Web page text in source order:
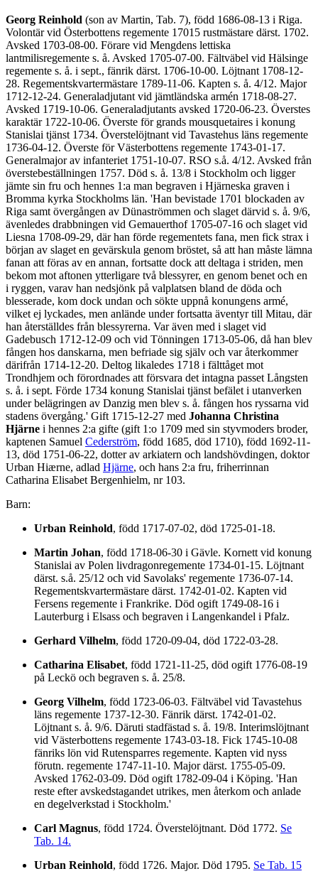
Georg Reinhold (son av Martin, Tab. 7), född 1686-08-13 i Riga.
Volontär vid Österbottens regemente 17015 rustmästare därst. 1702.
Avsked 1703-08-00. Förare vid Mengdens lettiska
lantmilisregemente s. å. Avsked 1705-07-00. Fältväbel vid Hälsinge
regemente s. å. i sept., fänrik därst. 1706-10-00. Löjtnant 1708-12-
28. Regementskvartermästare 1789-11-06. Kapten s. å. 4/12. Major
1712-12-24. Generaladjutant vid jämtländska armén 1718-08-27.
Avsked 1719-10-06. Generaladjutants avsked 1720-06-23. Överstes
karaktär 1722-10-06. Överste för grands mousquetaires i konung
Stanislai tjänst 1734. Överstelöjtnant vid Tavastehus läns regemente
1736-04-12. Överste för Västerbottens regemente 1743-01-17.
Generalmajor av infanteriet 1751-10-07. RSO s.å. 4/12. Avsked från
överstebeställningen 1757. Död s. å. 13/8 i Stockholm och ligger
jämte sin fru och hennes 1:a man begraven i Hjärneska graven i
Bromma kyrka Stockholms län. 'Han bevistade 1701 blockaden av
Riga samt övergången av Dünaströmmen och slaget därvid s. å. 9/6,
ävenledes drabbningen vid Gemauerthof 1705-07-16 och slaget vid
Liesna 1708-09-29, där han förde regementets fana, men fick strax i
början av slaget en gevärskula genom bröstet, så att han måste lämna
fanan att föras av en annan, fortsatte dock att deltaga i striden, men
bekom mot aftonen ytterligare två blessyrer, en genom benet och en
i ryggen, varav han nedsjönk på valplatsen bland de döda och
blesserade, kom dock undan och sökte uppnå konungens armé,
vilket ej lyckades, men anlände under fortsatta äventyr till Mitau, där
han återställdes från blessyrerna. Var även med i slaget vid
Gadebusch 1712-12-09 och vid Tönningen 1713-05-06, då han blev
fången hos danskarna, men befriade sig själv och var återkommer
därifrån 1714-12-20. Deltog likaledes 1718 i fälttåget mot
Trondhjem och förordnades att försvara det intagna passet Långsten
s. å. i sept. Förde 1734 konung Stanislai tjänst befälet i utanverken
under belägringen av Danzig men blev s. å. fången hos ryssarna vid
stadens övergång.' Gift 1715-12-27 med Johanna Christina
Hjärne i hennes 2:a gifte (gift 1:o 1709 med sin styvmoders broder,
kaptenen Samuel Cederström, född 1685, död 1710), född 1692-11-
13, död 1751-06-22, dotter av arkiatern och landshövdingen, doktor
Urban Hiærne, adlad Hjärne, och hans 2:a fru, friherrinnan
Catharina Elisabet Bergenhielm, nr 103.
Barn:
Urban Reinhold, född 1717-07-02, död 1725-01-18.
Martin Johan, född 1718-06-30 i Gävle. Kornett vid konung
Stanislai av Polen livdragonregemente 1734-01-15. Löjtnant
därst. s.å. 25/12 och vid Savolaks' regemente 1736-07-14.
Regementskvartermästare därst. 1742-01-02. Kapten vid
Fersens regemente i Frankrike. Död ogift 1749-08-16 i
Lauterburg i Elsass och begraven i Langenkandel i Pfalz.
Gerhard Vilhelm, född 1720-09-04, död 1722-03-28.
Catharina Elisabet, född 1721-11-25, död ogift 1776-08-19
på Leckö och begraven s. å. 25/8.
Georg Vilhelm, född 1723-06-03. Fältväbel vid Tavastehus
läns regemente 1737-12-30. Fänrik därst. 1742-01-02.
Löjtnant s. å. 9/6. Däruti stadfästad s. å. 19/8. Interimslöjtnant
vid Västerbottens regemente 1743-03-18. Fick 1745-10-08
fänriks lön vid Rutensparres regemente. Kapten vid nyss
förutn. regemente 1747-11-10. Major därst. 1755-05-09.
Avsked 1762-03-09. Död ogift 1782-09-04 i Köping. 'Han
reste efter avskedstagandet utrikes, men återkom och anlade
en degelverkstad i Stockholm.'
Carl Magnus, född 1724. Överstelöjtnant. Död 1772. Se
Tab. 14.
Urban Reinhold, född 1726. Major. Död 1795. Se Tab. 15